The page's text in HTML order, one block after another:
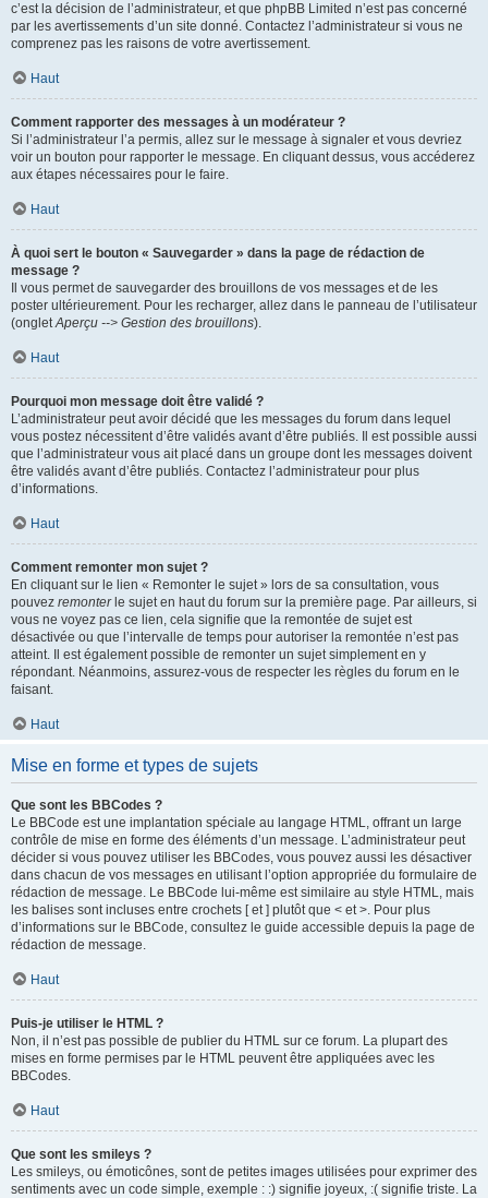
c’est la décision de l’administrateur, et que phpBB Limited n’est pas concerné
par les avertissements d’un site donné. Contactez l’administrateur si vous ne
comprenez pas les raisons de votre avertissement.
Haut
Comment rapporter des messages à un modérateur ?
Si l’administrateur l’a permis, allez sur le message à signaler et vous devriez
voir un bouton pour rapporter le message. En cliquant dessus, vous accéderez
aux étapes nécessaires pour le faire.
Haut
À quoi sert le bouton « Sauvegarder » dans la page de rédaction de
message ?
Il vous permet de sauvegarder des brouillons de vos messages et de les
poster ultérieurement. Pour les recharger, allez dans le panneau de l’utilisateur
(ongletAperçu --> Gestion des brouillons).
Haut
Pourquoi mon message doit être validé ?
L’administrateur peut avoir décidé que les messages du forum dans lequel
vous postez nécessitent d’être validés avant d’être publiés. Il est possible aussi
que l’administrateur vous ait placé dans un groupe dont les messages doivent
être validés avant d’être publiés. Contactez l’administrateur pour plus
d’informations.
Haut
Comment remonter mon sujet ?
En cliquant sur le lien « Remonter le sujet » lors de sa consultation, vous
pouvez remonterle sujet en haut du forum sur la première page. Par ailleurs, si
vous ne voyez pas ce lien, cela signifie que la remontée de sujet est
désactivée ou que l’intervalle de temps pour autoriser la remontée n’est pas
atteint. Il est également possible de remonter un sujet simplement en y
répondant. Néanmoins, assurez-vous de respecter les règles du forum en le
faisant.
Haut
Mise en forme et types de sujets
Que sont les BBCodes ?
Le BBCode est une implantation spéciale au langage HTML, offrant un large
contrôle de mise en forme des éléments d’un message. L’administrateur peut
décider si vous pouvez utiliser les BBCodes, vous pouvez aussi les désactiver
dans chacun de vos messages en utilisant l’option appropriée du formulaire de
rédaction de message. Le BBCode lui-même est similaire au style HTML, mais
les balises sont incluses entre crochets [ et ] plutôt que < et >. Pour plus
d’informations sur le BBCode, consultez le guide accessible depuis la page de
rédaction de message.
Haut
Puis-je utiliser le HTML ?
Non, il n’est pas possible de publier du HTML sur ce forum. La plupart des
mises en forme permises par le HTML peuvent être appliquées avec les
BBCodes.
Haut
Que sont les smileys ?
Les smileys, ou émoticônes, sont de petites images utilisées pour exprimer des
sentiments avec un code simple, exemple : :) signifie joyeux, :( signifie triste. La